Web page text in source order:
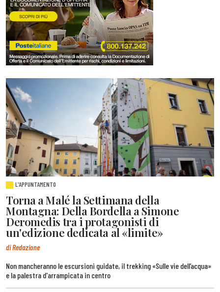
L'APPUNTAMENTO
Torna a Malé la Settimana della
Montagna: Della Bordella a Simone
Deromedis tra i protagonisti di
un'edizione dedicata al «limite»
di Redazione
Non mancheranno le escursioni guidate, il trekking «Sulle vie dell’acqua»
e la palestra d'arrampicata in centro